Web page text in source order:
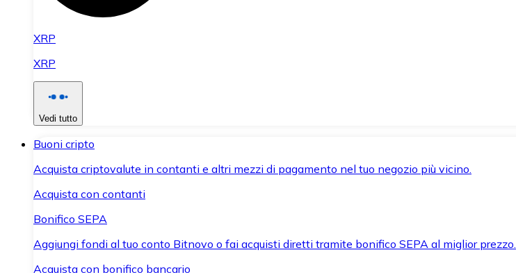
XRP
XRP
Vedi tutto
Buoni cripto
Acquista criptovalute in contanti e altri mezzi di pagamento nel tuo negozio più vicino.
Acquista con contanti
Bonifico SEPA
Aggiungi fondi al tuo conto Bitnovo o fai acquisti diretti tramite bonifico SEPA al miglior prezzo.
Acquista con bonifico bancario